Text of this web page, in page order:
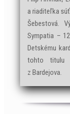
a riaditeľka
Šebestová.
Sympatia –
Detskému
tohto titulu
z Bardejova.